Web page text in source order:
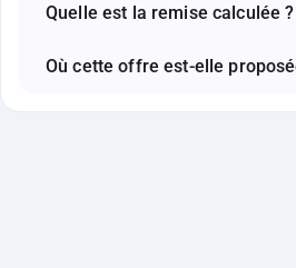
Quelle est la remise calculée ?
Où cette offre est-elle